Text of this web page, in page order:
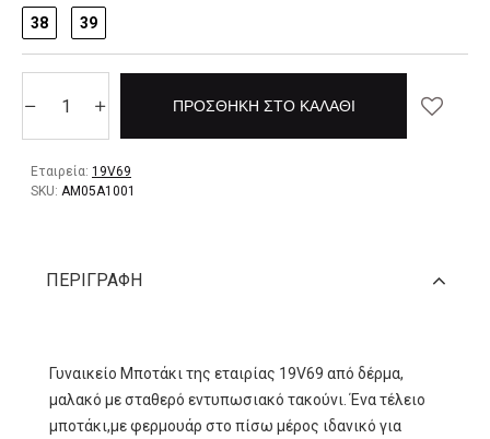
Εταιρεία: 19V69
SKU: AM05A1001
38 39
ΠΡΟΣΘΉΚΗ ΣΤΟ ΚΑΛΆΘΙ
ΠΕΡΙΓΡΑΦΉ
Γυναικείο Μποτάκι της εταιρίας 19V69 από δέρμα,
μαλακό με σταθερό εντυπωσιακό τακούνι. Ένα τέλειο
μποτάκι,με φερμουάρ στο πίσω μέρος ιδανικό για